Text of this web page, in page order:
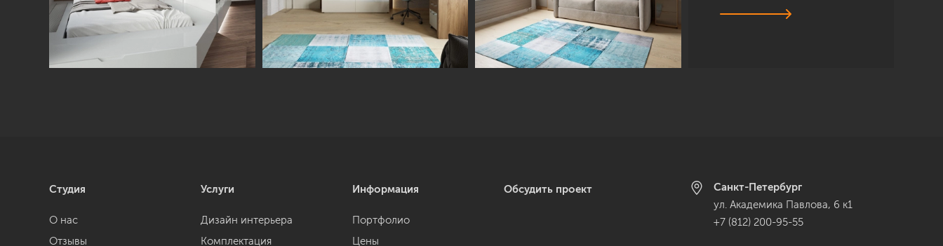
Студия
О нас
Отзывы
Услуги
Дизайн интерьера
Комплектация
Информация
Портфолио
Цены
Обсудить проект
Санкт-Петербург
ул. Академика Павлова, 6 к1
+7 (812) 200-95-55